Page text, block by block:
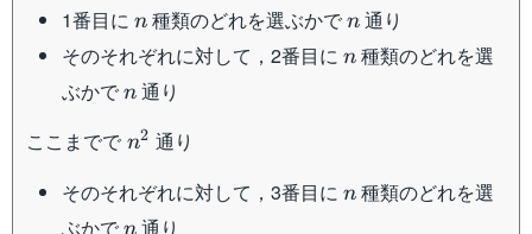
1番目にn
n 種類のどれを選ぶかでn
n 通り
そのそれぞれに対して，2番目にn
n 種類のどれを選
ぶかでn
n 通り
ここまでで n^2
n2 通り
そのそれぞれに対して，3番目にn
n 種類のどれを選
ぶかでn
n 通り